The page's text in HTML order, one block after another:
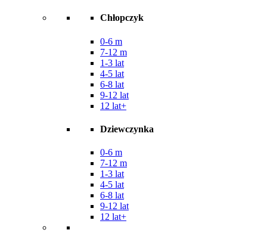
Chłopczyk
0-6 m
7-12 m
1-3 lat
4-5 lat
6-8 lat
9-12 lat
12 lat+
Dziewczynka
0-6 m
7-12 m
1-3 lat
4-5 lat
6-8 lat
9-12 lat
12 lat+